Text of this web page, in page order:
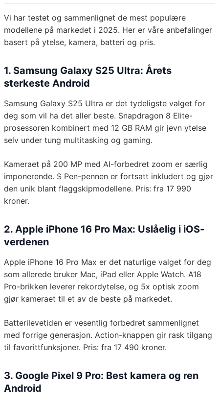
Vi har testet og sammenlignet de mest populære
modellene på markedet i 2025. Her er våre anbefalinger
basert på ytelse, kamera, batteri og pris.
1. Samsung Galaxy S25 Ultra: Årets
sterkeste Android
Samsung Galaxy S25 Ultra er det tydeligste valget for
deg som vil ha det aller beste. Snapdragon 8 Elite-
prosessoren kombinert med 12 GB RAM gir jevn ytelse
selv under tung multitasking og gaming.
Kameraet på 200 MP med AI-forbedret zoom er særlig
imponerende. S Pen-pennen er fortsatt inkludert og gjør
den unik blant flaggskipmodellene. Pris: fra 17 990
kroner.
2. Apple iPhone 16 Pro Max: Uslåelig i iOS-
verdenen
Apple iPhone 16 Pro Max er det naturlige valget for deg
som allerede bruker Mac, iPad eller Apple Watch. A18
Pro-brikken leverer rekordytelse, og 5x optisk zoom
gjør kameraet til et av de beste på markedet.
Batterilevetiden er vesentlig forbedret sammenlignet
med forrige generasjon. Action-knappen gir rask tilgang
til favorittfunksjoner. Pris: fra 17 490 kroner.
3. Google Pixel 9 Pro: Best kamera og ren
Android